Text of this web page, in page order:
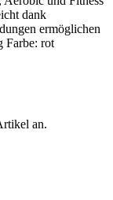
dank
ermöglichen
Farbe: rot
an.